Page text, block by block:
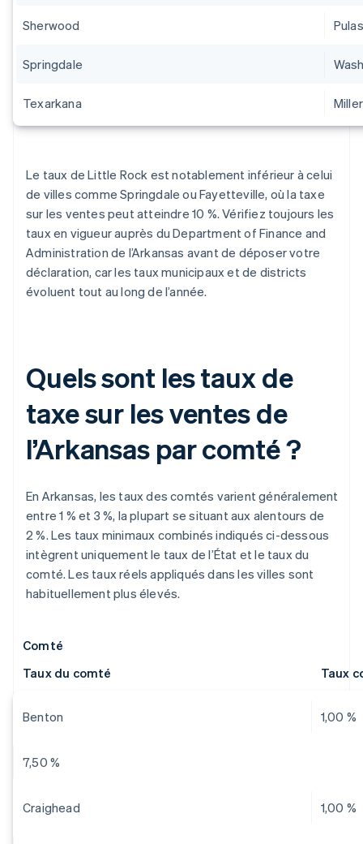
Sherwood
Springdale
Texarkana Miller
Le taux de Little Rock est notablement inférieur à celui
de villes comme Springdale ou Fayetteville, où la taxe
sur les ventes peut atteindre 10 %. Vérifiez toujours les
taux en vigueur auprès du Department of Finance and
Administration de l’Arkansas avant de déposer votre
déclaration, car les taux municipaux et de districts
évoluent tout au long de l’année.
Quels sont les taux de
taxe sur les ventes de
l’Arkansas par comté ?
En Arkansas, les taux des comtés varient généralement
entre 1 % et 3 %, la plupart se situant aux alentours de
2 %. Les taux minimaux combinés indiqués ci-dessous
intègrent uniquement le taux de l’État et le taux du
comté. Les taux réels appliqués dans les villes sont
habituellement plus élevés.
Comté
Taux du comté
Taux
Benton 1,00 %
7,50 %
Craighead 1,00 %